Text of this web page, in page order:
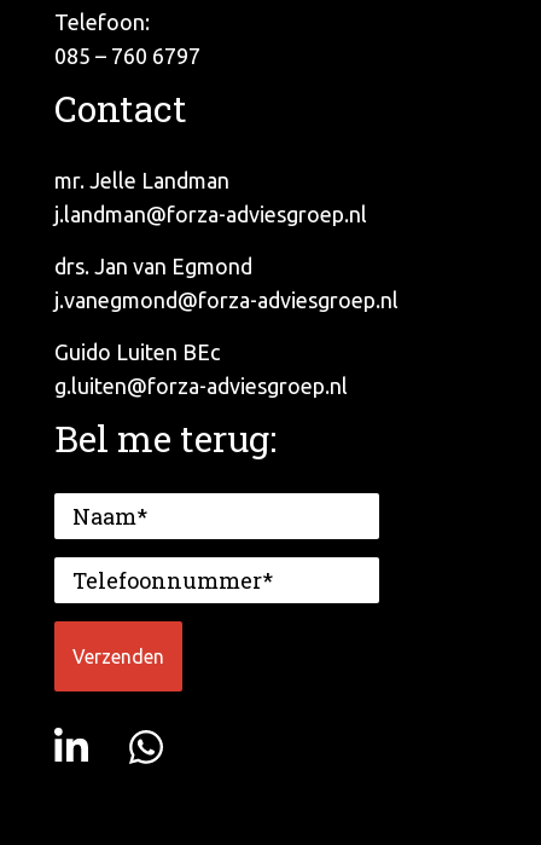
Telefoon:
085 – 760 6797
Contact
mr. Jelle Landman
j.landman@forza-adviesgroep.nl
drs. Jan van Egmond
j.vanegmond@forza-adviesgroep.nl
Guido Luiten BEc
g.luiten@forza-adviesgroep.nl
Bel me terug: